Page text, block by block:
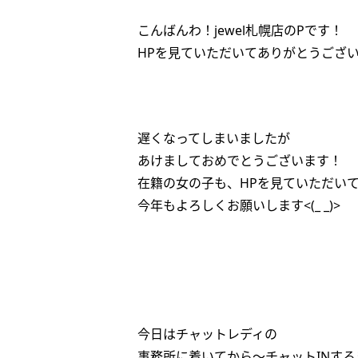
こんばんわ！jewel札幌店のPです！
HPを見ていただいてありがとうござ
遅くなってしまいましたが
あけましておめでとうございます！
在籍の女の子も、HPを見ていただい
今年もよろしくお願いします<(_ _)>
今日はチャットレディの